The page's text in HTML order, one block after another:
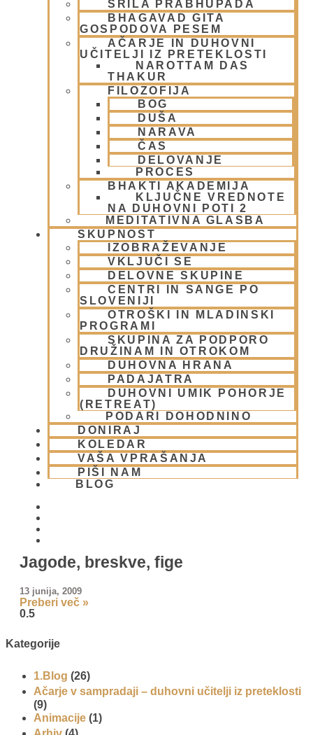
ŠRILA PRABHUPADA
BHAGAVAD GITA
GOSPODOVA PESEM
AČARJE IN DUHOVNI
UČITELJI IZ PRETEKLOSTI
NAROTTAM DAS
THAKUR
FILOZOFIJA
BOG
DUŠA
NARAVA
ČAS
DELOVANJE
PROCES
BHAKTI AKADEMIJA
KLJUČNE VREDNOTE
NA DUHOVNI POTI 2
MEDITATIVNA GLASBA
SKUPNOST
IZOBRAŽEVANJE
VKLJUČI SE
DELOVNE SKUPINE
CENTRI IN SANGE PO
SLOVENIJI
OTROŠKI IN MLADINSKI
PROGRAMI
SKUPINA ZA PODPORO
DRUŽINAM IN OTROKOM
DUHOVNA HRANA
PADAJATRA
DUHOVNI UMIK POHORJE
(RETREAT)
PODARI DOHODNINO
DONIRAJ
KOLEDAR
VAŠA VPRAŠANJA
PIŠI NAM
BLOG
Ghi – prečiščeno maslo
13 junija, 2009
Preberi več »
Jagode, breskve, fige
13 junija, 2009
Preberi več »
Kategorije
1.Blog (26)
Ačarje v sampradaji – duhovni učitelji iz preteklosti
(9)
Animacije (1)